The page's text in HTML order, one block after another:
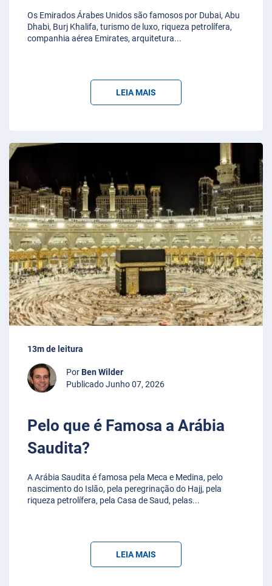
Os Emirados Árabes Unidos são famosos por Dubai, Abu
Dhabi, Burj Khalifa, turismo de luxo, riqueza petrolífera,
companhia aérea Emirates, arquitetura...
LEIA MAIS
13m de leitura
PorBen Wilder
Publicado Junho 07, 2026
Pelo que é Famosa a Arábia
Saudita?
A Arábia Saudita é famosa pela Meca e Medina, pelo
nascimento do Islão, pela peregrinação do Hajj, pela
riqueza petrolífera, pela Casa de Saud, pelas...
LEIA MAIS